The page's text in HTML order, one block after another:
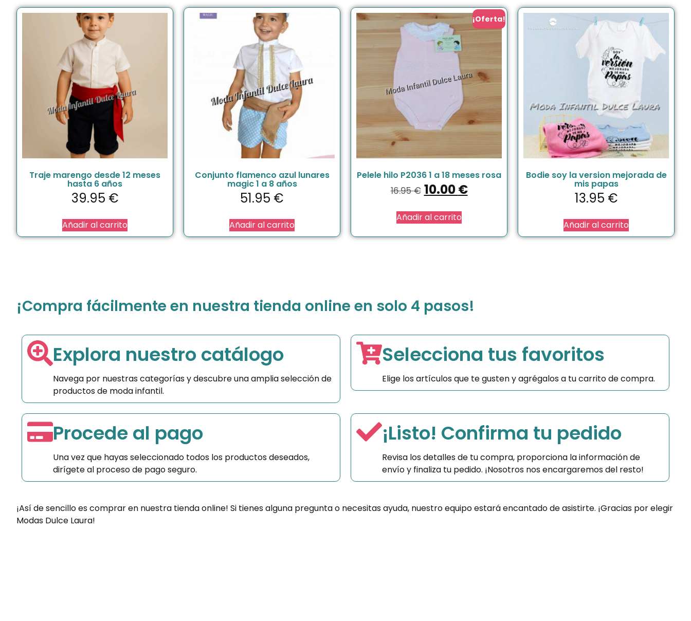
Traje marengo desde 12 meses
hasta 6 años
39.95 €
Añadir al carrito
Conjunto flamenco azul lunares
magic 1 a 8 años
51.95 €
Añadir al carrito
¡Oferta!
Pelele hilo P2036 1 a 18 meses rosa
16.95€ 10.00€
Añadir al carrito
Bodie soy la version mejorada de
mis papas
13.95 €
Añadir al carrito
¡Compra fácilmente en nuestra tienda online en solo 4 pasos!
Explora nuestro catálogo
Navega por nuestras categorías y descubre una amplia selección de
productos de moda infantil.
Selecciona tus favoritos
Elige los artículos que te gusten y agrégalos a tu carrito de compra.
Procede al pago
Una vez que hayas seleccionado todos los productos deseados,
dirígete al proceso de pago seguro.
¡Listo! Confirma tu pedido
Revisa los detalles de tu compra, proporciona la información de
envío y finaliza tu pedido. ¡Nosotros nos encargaremos del resto!
¡Así de sencillo es comprar en nuestra tienda online! Si tienes alguna pregunta o necesitas ayuda, nuestro equipo estará encantado de asistirte. ¡Gracias por elegir
Modas Dulce Laura!